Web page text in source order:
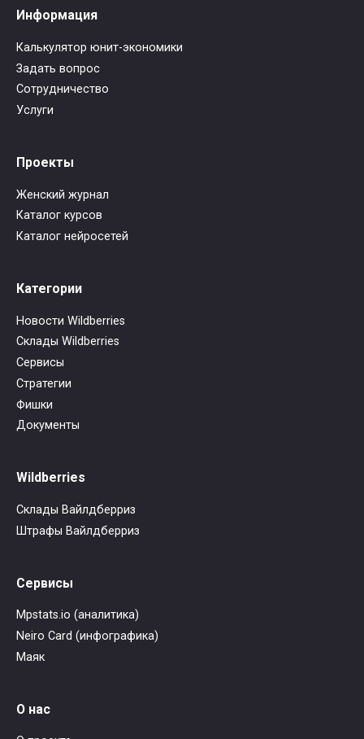
Информация
Калькулятор юнит-экономики
Задать вопрос
Сотрудничество
Услуги
Проекты
Женский журнал
Каталог курсов
Каталог нейросетей
Категории
Новости Wildberries
Склады Wildberries
Сервисы
Стратегии
Фишки
Документы
Wildberries
Склады Вайлдберриз
Штрафы Вайлдберриз
Сервисы
Mpstats.io (аналитика)
Neiro Card (инфографика)
Маяк
О нас